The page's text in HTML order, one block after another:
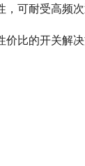
比的开关解决